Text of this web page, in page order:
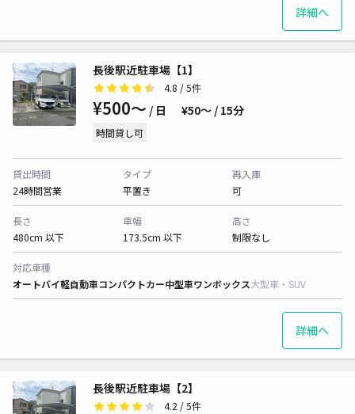
詳細へ
長後駅近駐車場【1】
4.8 / 5件
¥500〜 / 日 ¥50〜 / 15分
時間貸し可
貸出時間
24時間営業
タイプ
平置き
再入庫
可
長さ
480cm 以下
車幅
173.5cm 以下
高さ
制限なし
対応車種
オートバイ軽自動車コンパクトカー中型車ワンボックス大型車・SUV
詳細へ
長後駅近駐車場【2】
4.2 / 5件